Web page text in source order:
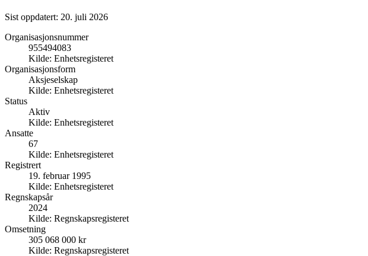
Sist oppdatert: 20. juli 2026
Organisasjonsnummer
955494083
Kilde: Enhetsregisteret
Organisasjonsform
Aksjeselskap
Kilde: Enhetsregisteret
Status
Aktiv
Kilde: Enhetsregisteret
Ansatte
67
Kilde: Enhetsregisteret
Registrert
19. februar 1995
Kilde: Enhetsregisteret
Regnskapsår
2024
Kilde: Regnskapsregisteret
Omsetning
305 068 000 kr
Kilde: Regnskapsregisteret